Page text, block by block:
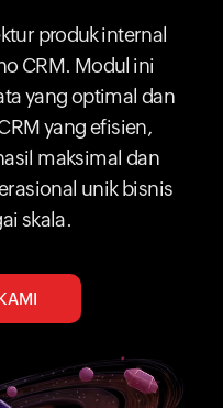
produk internal
CRM. Modul ini
yang optimal dan
yang efisien,
maksimal dan
unik bisnis
skala.